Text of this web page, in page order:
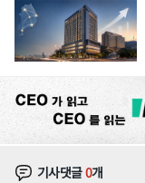
기사댓글0개